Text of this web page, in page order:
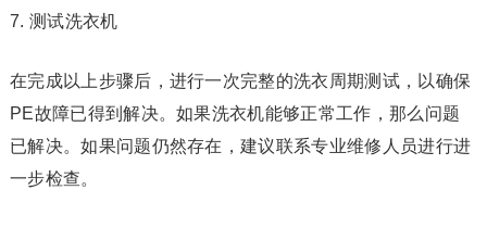
7. 测试洗衣机
在完成以上步骤后，进行一次完整的洗衣周期测试，以确保
PE故障已得到解决。如果洗衣机能够正常工作，那么问题
已解决。如果问题仍然存在，建议联系专业维修人员进行进
一步检查。